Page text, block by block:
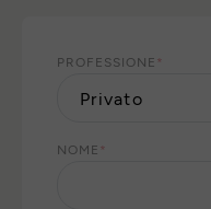
PROFESSIONE *
NOME *